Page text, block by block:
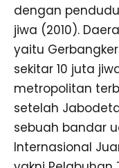
dengan
jiwa (2010).
yaitu
sekitar 10 juta
metropolitan
setelah
sebuah bandar
Internasional